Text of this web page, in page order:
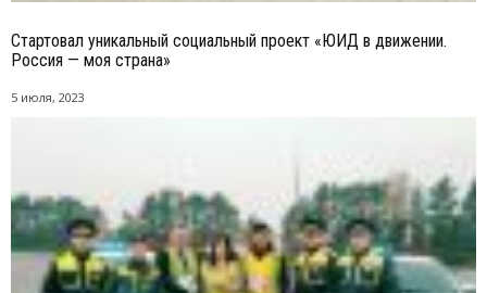
Стартовал уникальный социальный проект «ЮИД в движении.
Россия — моя страна»
5 июля, 2023